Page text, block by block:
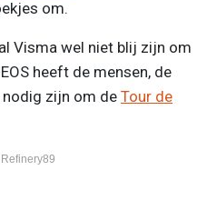
om.
Visma wel niet blij zijn om
heeft de mensen, de
zijn om de Tour de